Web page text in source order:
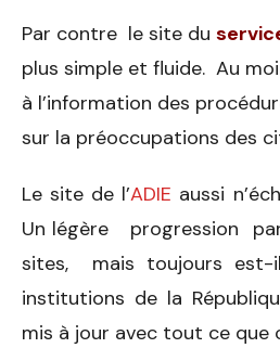
Par contre le site du
plus simple et fluide. Au
à l’information des
sur la préoccupations des
Le site de l’ADIE aussi
Un légère progression
sites, mais toujours est-
institutions de la
mis à jour avec tout ce que